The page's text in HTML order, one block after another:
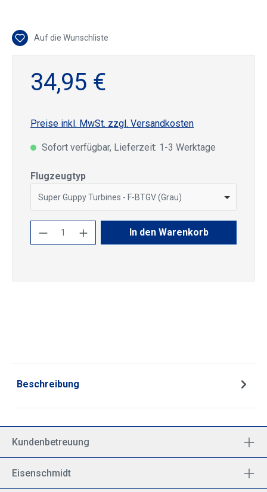
Auf die Wunschliste
34,95 €
Preise inkl. MwSt. zzgl. Versandkosten
Sofort verfügbar, Lieferzeit: 1-3 Werktage
Flugzeugtypauswählen
Super Guppy Turbines - F-BTGV (Grau)
Produkt Anzahl: Gib den gewünschten
In den Warenkorb
Beschreibung
Kundenbetreuung
Eisenschmidt